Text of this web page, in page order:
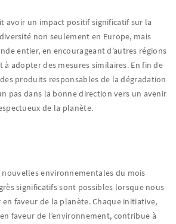
avoir un impact positif significatif sur la
non seulement en Europe, mais
entier, en encourageant d’autres régions
à adopter des mesures similaires. En fin de
produits responsables de la dégradation
pas dans la bonne direction vers un avenir
de la planète.
nouvelles environnementales du mois
significatifs sont possibles lorsque nous
en faveur de la planète. Chaque initiative,
faveur de l’environnement, contribue à